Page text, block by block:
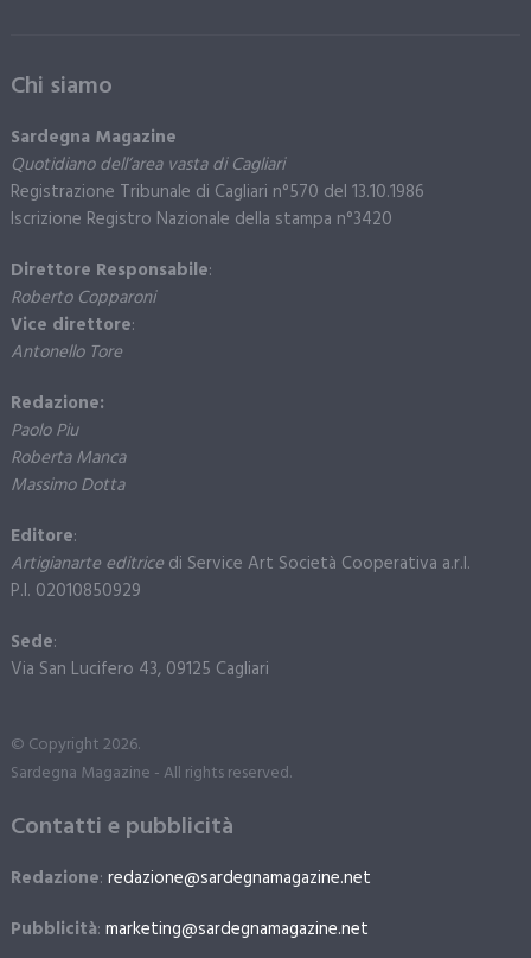
Chi siamo
Sardegna Magazine
Quotidiano dell’area vasta di Cagliari
Registrazione Tribunale di Cagliari n°570 del 13.10.1986
Iscrizione Registro Nazionale della stampa n°3420
Direttore Responsabile:
Roberto Copparoni
Vice direttore:
Antonello Tore
Redazione:
Paolo Piu
Roberta Manca
Massimo Dotta
Editore:
Artigianarte editricedi Service Art Società Cooperativa a.r.l.
P.I. 02010850929
Sede:
Via San Lucifero 43, 09125 Cagliari
© Copyright 2026.
Sardegna Magazine - All rights reserved.
Contatti e pubblicità
Redazione: redazione@sardegnamagazine.net
Pubblicità: marketing@sardegnamagazine.net